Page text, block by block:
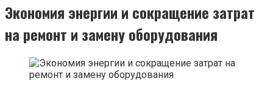
Экономия энергии и сокращение затрат
на ремонт и замену оборудования